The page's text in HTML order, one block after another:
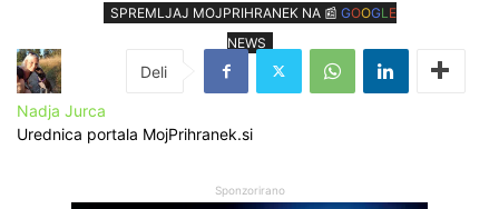
SPREMLJAJ MOJPRIHRANEK NA 📰 GOOGL E
NEWS
Nadja Jurca
Urednica portala MojPrihranek.si
Sponzorirano